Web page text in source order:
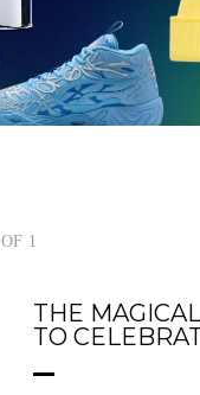
OF 1
THE
TO